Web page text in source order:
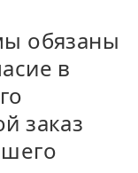
обязаны
в
заказ